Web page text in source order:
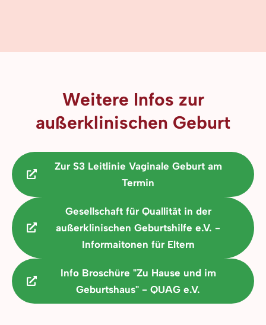
Weitere Infos zur
außerklinischen Geburt​
Zur S3 Leitlinie Vaginale Geburt am
Termin
Gesellschaft für Quallität in der
außerklinischen Geburtshilfe e.V. -
Informaitonen für Eltern
Info Broschüre "Zu Hause und im
Geburtshaus" - QUAG e.V.